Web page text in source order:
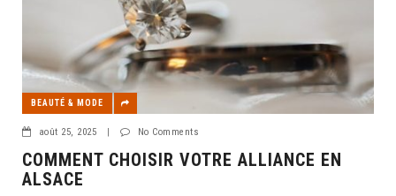
BEAUTÉ & MODE
août 25, 2025 No Comments
COMMENT CHOISIR VOTRE ALLIANCE EN
ALSACE